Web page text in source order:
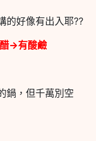
的好像有出入耶??
→有酸鹼
鍋，但千萬別空